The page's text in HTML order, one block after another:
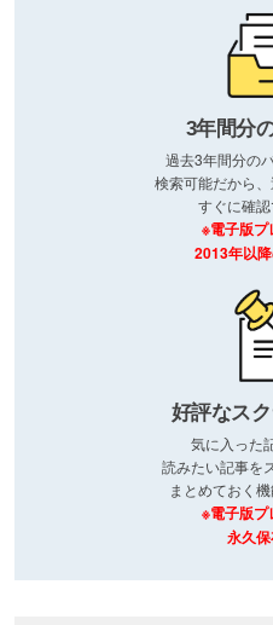
3年間分
過去3年間分の
検索可能だから
すぐに確認
※電子版プ
2013年以
好評なス
気に入った
読みたい記事を
まとめておく機
※電子版プ
永久